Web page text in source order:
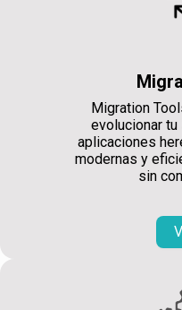
Migration
evolucionar
aplicaciones
modernas y
sin